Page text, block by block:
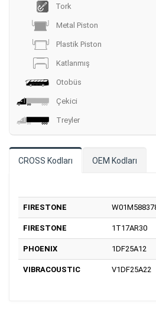
Tork
Metal Piston
Plastik Piston
Katlanmış
Otobüs
Çekici
Treyler
CROSS Kodları OEM Kodları
FIRESTONE
FIRESTONE 1T17AR30
PHOENIX 1DF25A12
VIBRACOUSTIC V1DF25A22